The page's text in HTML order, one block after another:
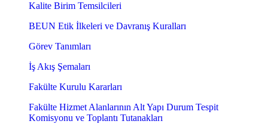
Kalite Birim Temsilcileri
BEUN Etik İlkeleri ve Davranış Kuralları
Görev Tanımları
İş Akış Şemaları
Fakülte Kurulu Kararları
Fakülte Hizmet Alanlarının Alt Yapı Durum Tespit
Komisyonu ve Toplantı Tutanakları